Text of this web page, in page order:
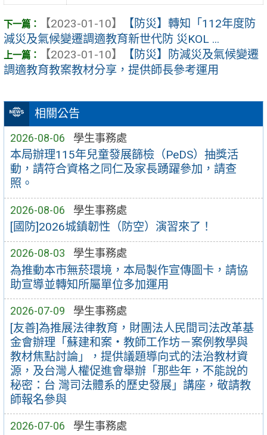
相關公告
2026-08-06 學生事務處
本局辦理115年兒童發展篩檢（PeDS）抽獎活
動，請符合資格之同仁及家長踴躍參加，請查
照。
2026-08-06 學生事務處
[國防]2026城鎮韌性（防空）演習來了！
2026-08-03 學生事務處
為推動本市無菸環境，本局製作宣傳圖卡，請協
助宣導並轉知所屬單位多加運用
2026-07-09 學生事務處
[友善]為推展法律教育，財團法人民間司法改革基
金會辦理「蘇建和案・教師工作坊－案例教學與
教材焦點討論」，提供議題導向式的法治教材資
源，及台灣人權促進會舉辦「那些年，不能說的
秘密：台 灣司法體系的歷史發展」講座，敬請教
師報名參與
2026-07-06 學生事務處
【2023-01-10】
【防災】轉知「112年度防
減災及氣候變遷調適教育新世代防 災KOL ...
【2023-01-10】
【防災】防減災及氣候變遷
調適教育教案教材分享，提供師長參考運用